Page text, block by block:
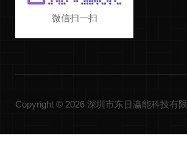
微信扫一扫
Copyright © 2026 深圳市东日瀛能科技有